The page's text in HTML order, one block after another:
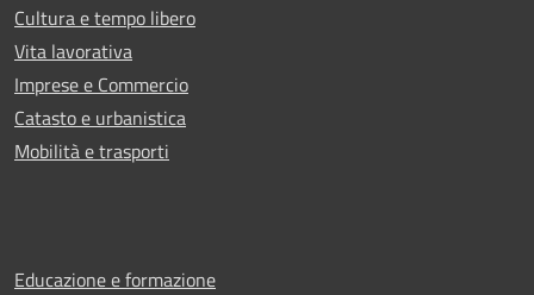
Cultura e tempo libero
Vita lavorativa
Imprese e Commercio
Catasto e urbanistica
Mobilità e trasporti
Educazione e formazione